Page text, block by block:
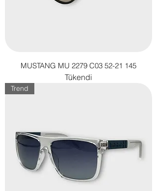
MUSTANG MU 2279 C03 52-21 145
Tükendi
Trend